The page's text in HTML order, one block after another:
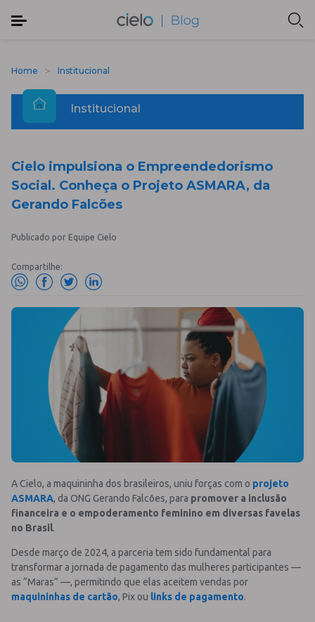
Home Institucional
Institucional
Cielo impulsiona o Empreendedorismo
Social. Conheça o Projeto ASMARA, da
Gerando Falcões
Publicado por Equipe Cielo
Compartilhe:
A Cielo, a maquininha dos brasileiros, uniu forças com o projeto
ASMARA, da ONG Gerando Falcões, para promover a inclusão
financeira e o empoderamento feminino em diversas favelas
no Brasil.
Desde março de 2024, a parceria tem sido fundamental para
transformar a jornada de pagamento das mulheres participantes —
as “Maras” —, permitindo que elas aceitem vendas por
maquininhas de cartão, Pix ou links de pagamento.